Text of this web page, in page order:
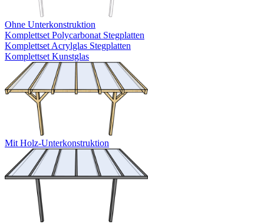
Ohne Unterkonstruktion
Komplettset Polycarbonat Stegplatten
Komplettset Acrylglas Stegplatten
Komplettset Kunstglas
Mit Holz-Unterkonstruktion